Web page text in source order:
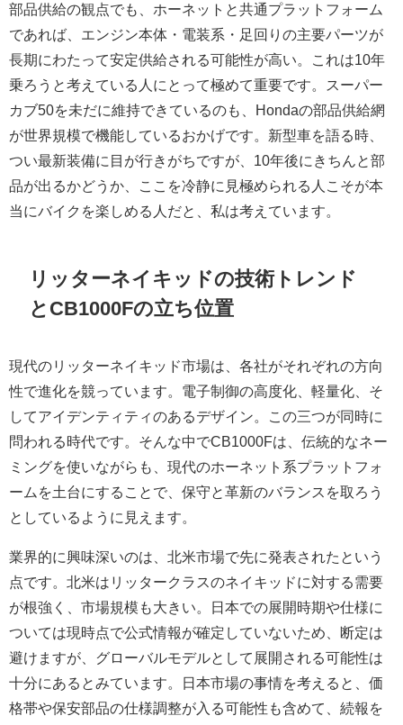
部品供給の観点でも、ホーネットと共通プラットフォーム
であれば、エンジン本体・電装系・足回りの主要パーツが
長期にわたって安定供給される可能性が高い。これは10年
乗ろうと考えている人にとって極めて重要です。スーパー
カブ50を未だに維持できているのも、Hondaの部品供給網
が世界規模で機能しているおかげです。新型車を語る時、
つい最新装備に目が行きがちですが、10年後にきちんと部
品が出るかどうか、ここを冷静に見極められる人こそが本
当にバイクを楽しめる人だと、私は考えています。
リッターネイキッドの技術トレンド
とCB1000Fの立ち位置
現代のリッターネイキッド市場は、各社がそれぞれの方向
性で進化を競っています。電子制御の高度化、軽量化、そ
してアイデンティティのあるデザイン。この三つが同時に
問われる時代です。そんな中でCB1000Fは、伝統的なネー
ミングを使いながらも、現代のホーネット系プラットフォ
ームを土台にすることで、保守と革新のバランスを取ろう
としているように見えます。
業界的に興味深いのは、北米市場で先に発表されたという
点です。北米はリッタークラスのネイキッドに対する需要
が根強く、市場規模も大きい。日本での展開時期や仕様に
ついては現時点で公式情報が確定していないため、断定は
避けますが、グローバルモデルとして展開される可能性は
十分にあるとみています。日本市場の事情を考えると、価
格帯や保安部品の仕様調整が入る可能性も含めて、続報を